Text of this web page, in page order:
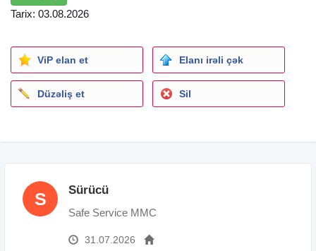
Tarix: 03.08.2026
ViP elan et Elanı irəli çək
Düzəliş et Sil
S Sürücü
Safe Service MMC
31.07.2026